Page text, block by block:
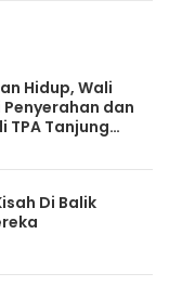
Hidup, Wali
dan
TPA Tanjung
Di Balik